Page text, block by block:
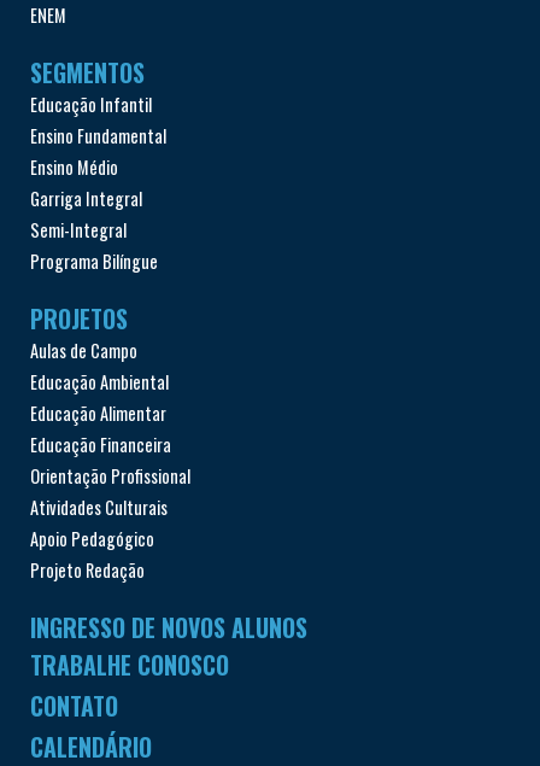
ENEM
SEGMENTOS
Educação Infantil
Ensino Fundamental
Ensino Médio
Garriga Integral
Semi-Integral
Programa Bilíngue
PROJETOS
Aulas de Campo
Educação Ambiental
Educação Alimentar
Educação Financeira
Orientação Profissional
Atividades Culturais
Apoio Pedagógico
Projeto Redação
INGRESSO DE NOVOS ALUNOS
TRABALHE CONOSCO
CONTATO
CALENDÁRIO